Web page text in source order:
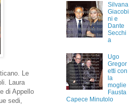
Le
Laura
di Appello
sedi,
Silvana
Giacobi
ni e
Dante
Secchi
a
Ugo
Gregor
etti con
la
moglie
Fausta
Capece Minutolo